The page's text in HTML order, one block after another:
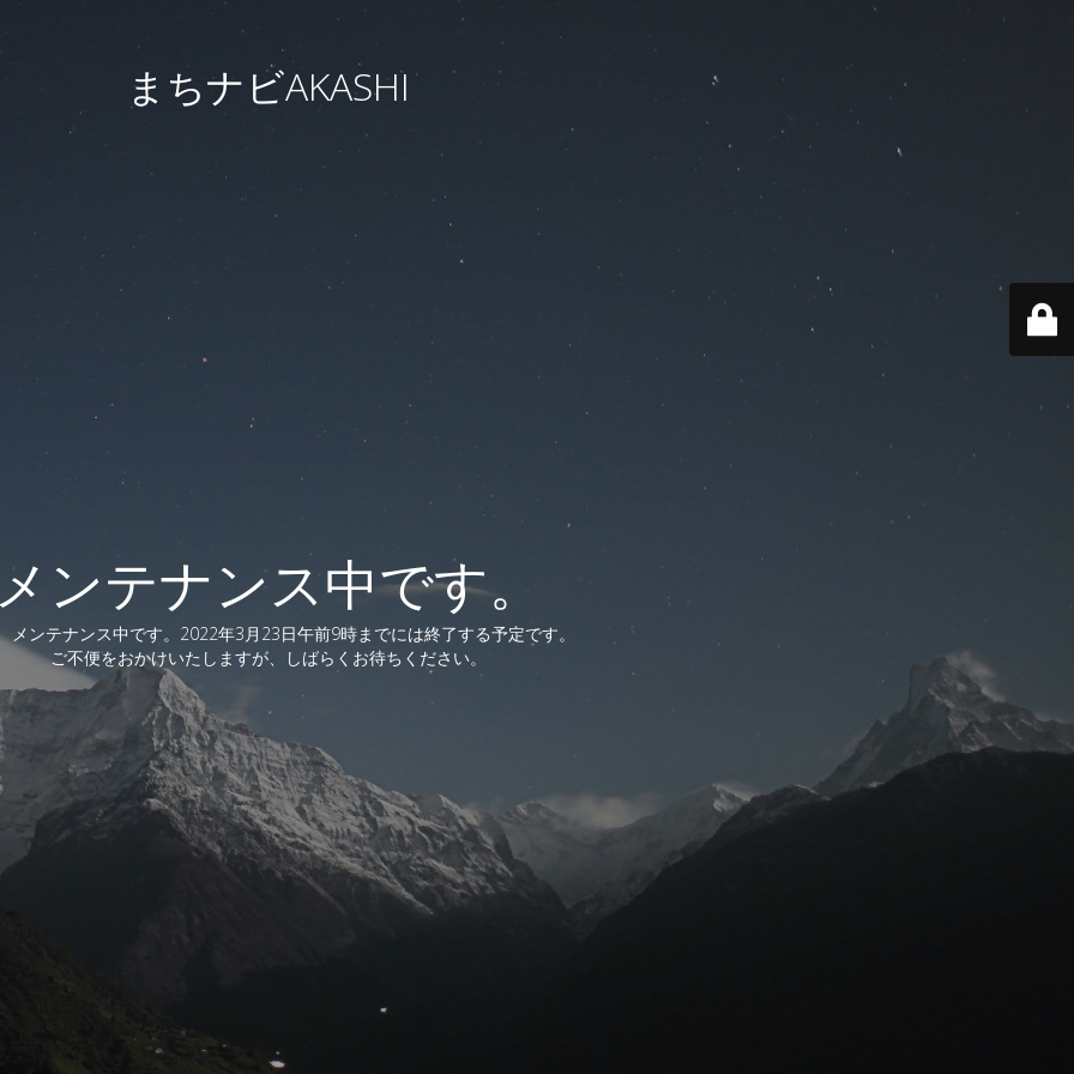
まちナビAKASHI
ンテナンス中です。
メンテナンス中です。2022年3月23日午前9時までには終了する予定です。
ご不便をおかけいたしますが、しばらくお待ちください。